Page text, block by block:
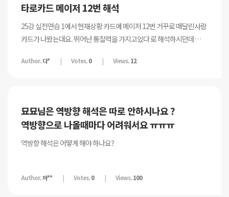
임장다니고 있더라고요. 그래서 저는 봄에는 사업을 시작하기 위해
준비한 것을 바탕으로 적극적으로 추진할것이라고 봤고, 여름에는
본인이 기대한것만큼의 수익이 나올것으로 해석을 했어요. 가을
빛나는 별에 유독 시선이 꽂히더라고요. 그래서 가을에 진상손님이
키울수있을것이다. 2호점까지도 늘릴수 있겠다. 라고 해석을 했거든요
? 카드 키워드와 너무 동떨어진거같아서 이 해석이 맞는지...
궁금합니다.
타로카드 메이저 12번 해석
25강 실전연습 1에서 현재상황 카드에 메이저 12번 거꾸로 매달린사람
카드가 나왔는대요. 뛰어난 통찰력을 가지고있다 로 해석하시던데
Author.다* Votes.0 Views.12
묘묘님은 역방향 해석은 따로 안하시나요 ?
역방향으로 나올때마다 어려워서요 ㅠㅠㅠ
역방향 해석은 어떻게 해야 하나요?
Author.마** Votes.0 Views.100